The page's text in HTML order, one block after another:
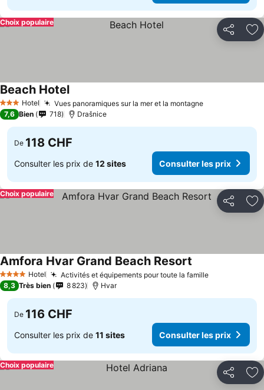
Partager
Choix populaire
3 ÉtoilesHotel Vues panoramiques sur la mer et la montagne
Beach Hotel
7,6 Bien 718 Drašnice
De 118 CHF
Consulter les prix de 12 sites Consulter les prix
Partager
Choix populaire
4 Étoiles Hotel Activités et équipements pour toute la famille
Amfora Hvar Grand Beach Resort
8,3 Très bien 8 823 Hvar
De 116 CHF
Consulter les prix de 11 sites Consulter les prix
Partager
Choix populaire